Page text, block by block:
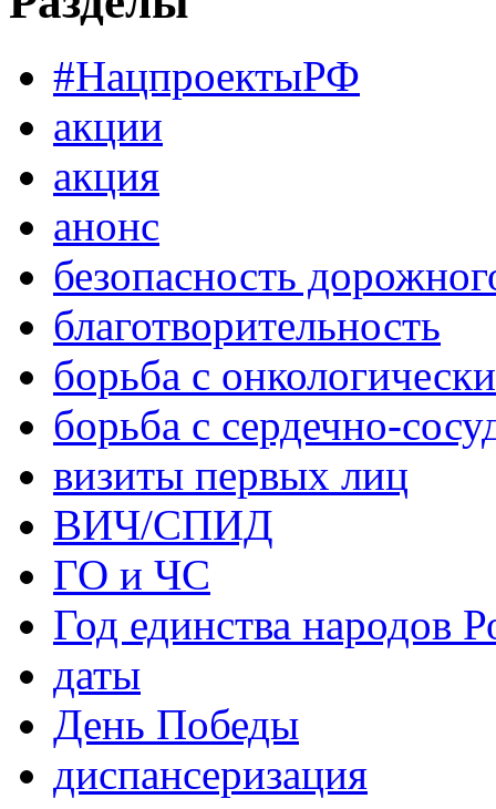
#НацпроектыРФ
акции
акция
анонс
безопасность
благотворительность
борьба с
борьба с сердечно-
визиты первых лиц
ВИЧ/СПИД
ГО и ЧС
Год единства народов
даты
День Победы
диспансеризация